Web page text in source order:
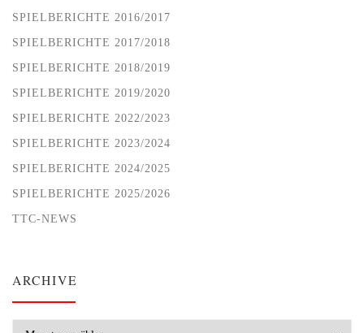
SPIELBERICHTE 2016/2017
SPIELBERICHTE 2017/2018
SPIELBERICHTE 2018/2019
SPIELBERICHTE 2019/2020
SPIELBERICHTE 2022/2023
SPIELBERICHTE 2023/2024
SPIELBERICHTE 2024/2025
SPIELBERICHTE 2025/2026
TTC-NEWS
ARCHIVE